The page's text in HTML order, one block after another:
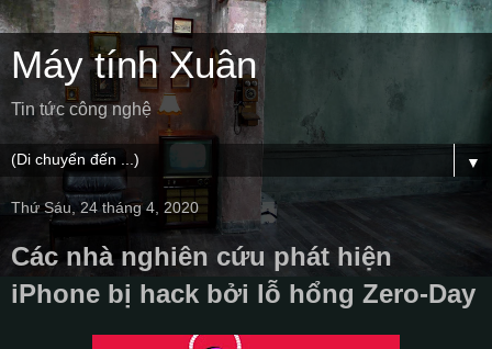
Máy tính Xuân
Tin tức công nghệ
▼
Thứ Sáu, 24 tháng 4, 2020
Các nhà nghiên cứu phát hiện
iPhone bị hack bởi lỗ hổng Zero-Day